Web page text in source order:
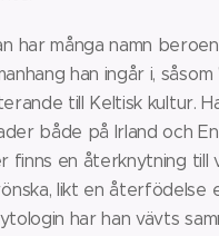
har många namn
han ingår i,
till Keltisk kultur.
både på Irland och
finns en återknytning till
likt en återfödelse
har han vävts